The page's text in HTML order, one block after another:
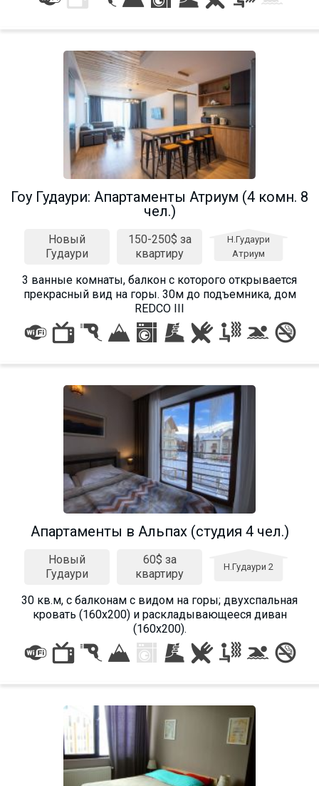
Гоу Гудаури: Апартаменты Атриум (4 комн. 8
чел.)
Новый
Гудаури
150-250$ за
квартиру
Н.Гудаури
Атриум
3 ванные комнаты, балкон с которого открывается
прекрасный вид на горы. 30м до подъемника, дом
REDCO III
Aпартаменты в Альпах (студия 4 чел.)
Новый
Гудаури
60$ за
квартиру
Н.Гудаури 2
30 кв.м, с балконам с видом на горы; двухспальная
кровать (160х200) и раскладывающееся диван
(160х200).